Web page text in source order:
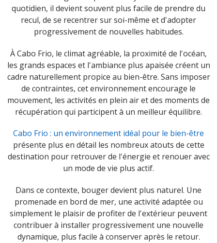
quotidien, il devient souvent plus facile de prendre du
recul, de se recentrer sur soi-même et d'adopter
progressivement de nouvelles habitudes.
À Cabo Frio, le climat agréable, la proximité de l'océan,
les grands espaces et l'ambiance plus apaisée créent un
cadre naturellement propice au bien-être. Sans imposer
de contraintes, cet environnement encourage le
mouvement, les activités en plein air et des moments de
récupération qui participent à un meilleur équilibre.
Cabo Frio : un environnement idéal pour le bien-être
présente plus en détail les nombreux atouts de cette
destination pour retrouver de l'énergie et renouer avec
un mode de vie plus actif.
Dans ce contexte, bouger devient plus naturel. Une
promenade en bord de mer, une activité adaptée ou
simplement le plaisir de profiter de l'extérieur peuvent
contribuer à installer progressivement une nouvelle
dynamique, plus facile à conserver après le retour.